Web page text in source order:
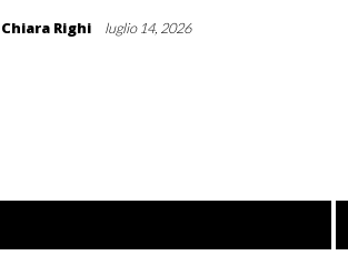
Chiara Righi luglio 14, 2026